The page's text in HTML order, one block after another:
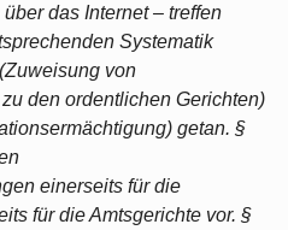
das Internet – treffen
Systematik
von
den ordentlichen Gerichten)
getan. §
einerseits für die
für die Amtsgerichte vor. §